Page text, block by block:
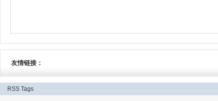
友情链接：
RSS Tags